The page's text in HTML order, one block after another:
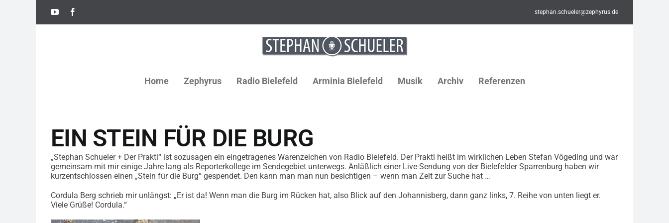
YouTube stephan.schueler@zephyrus.de
Home Zephyrus Radio Bielefeld Arminia Bielefeld Musik Archiv Referenzen
EIN STEIN FÜR DIE BURG
„Stephan Schueler + Der Prakti“ ist sozusagen ein eingetragenes Warenzeichen von Radio Bielefeld. Der Prakti heißt im wirklichen Leben Stefan Vögeding und war
gemeinsam mit mir einige Jahre lang als Reporterkollege im Sendegebiet unterwegs. Anläßlich einer Live-Sendung von der Bielefelder Sparrenburg haben wir
kurzentschlossen einen „Stein für die Burg“ gespendet. Den kann man man nun besichtigen – wenn man Zeit zur Suche hat …
Cordula Berg schrieb mir unlängst: „Er ist da! Wenn man die Burg im Rücken hat, also Blick auf den Johannisberg, dann ganz links, 7. Reihe von unten liegt er.
Viele Grüße! Cordula.“